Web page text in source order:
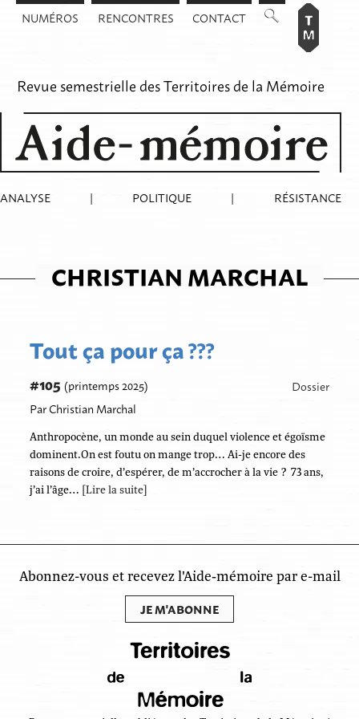
AllerNUMÉROS RENCONTRES CONTACT
Revue semestrielle desTerritoires de la Mémoire
ANALYSE | POLITIQUE | RÉSISTANCE
CHRISTIAN MARCHAL
Tout ça pour ça ???
#105 (printemps 2025)
Dossier
Par Christian Marchal
Anthropocène, un monde au sein duquel violence et égoïsme
dominent.On est foutu on mange trop… Ai-je encore des
raisons de croire, d’espérer, de m’accrocher à la vie ? 73 ans,
j’ai l’âge… [Lire la suite]
Abonnez-vous et recevez l'Aide‑mémoire par e-mail
JE M'ABONNE